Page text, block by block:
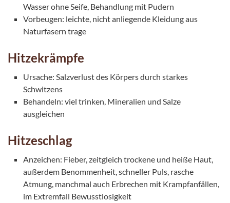
Wasser ohne Seife, Behandlung mit Pudern
Vorbeugen: leichte, nicht anliegende Kleidung aus
Naturfasern trage
Hitzekrämpfe
Ursache: Salzverlust des Körpers durch starkes
Schwitzens
Behandeln: viel trinken, Mineralien und Salze
ausgleichen
Hitzeschlag
Anzeichen: Fieber, zeitgleich trockene und heiße Haut,
außerdem Benommenheit, schneller Puls, rasche
Atmung, manchmal auch Erbrechen mit Krampfanfällen,
im Extremfall Bewusstlosigkeit